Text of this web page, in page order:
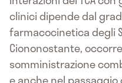
clinici dipende dal
farmacocinetica degli
Ciononostante,
somministrazione